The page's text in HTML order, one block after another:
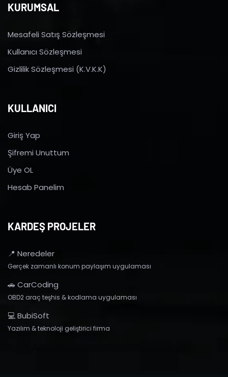
KURUMSAL
Mesafeli Satış Sözleşmesi
Kullanıcı Sözleşmesi
Gizlilik Sözleşmesi (K.V.K.K)
KULLANICI
Giriş Yap
Şifremi Unuttum
Üye OL
Hesab Panelim
KARDEŞ PROJELER
📍 Neredeler
Gerçek zamanlı konum paylaşım uygulaması
🚗 CarCoding
OBD2 araç teşhis & kodlama uygulaması
💻 BubiSoft
Yazılım & teknoloji geliştirici firma